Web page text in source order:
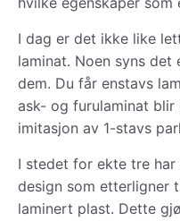
I dag er det ikke like
laminat. Noen syns det
dem. Du får enstavs
ask- og furulaminat
imitasjon av 1-stavs
I stedet for ekte tre
design som etterligner
laminert plast. Dette